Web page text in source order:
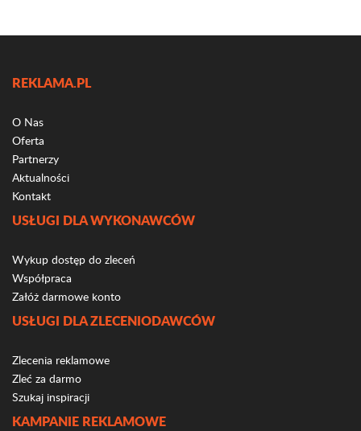
REKLAMA.PL
O Nas
Oferta
Partnerzy
Aktualności
Kontakt
USŁUGI DLA WYKONAWCÓW
Wykup dostęp do zleceń
Współpraca
Załóż darmowe konto
USŁUGI DLA ZLECENIODAWCÓW
Zlecenia reklamowe
Zleć za darmo
Szukaj inspiracji
KAMPANIE REKLAMOWE